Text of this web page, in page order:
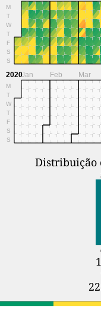
M
T
W
T
F
S
S
2020
M
T
W
T
F
S
S
Jan Feb Mar
Distribuição